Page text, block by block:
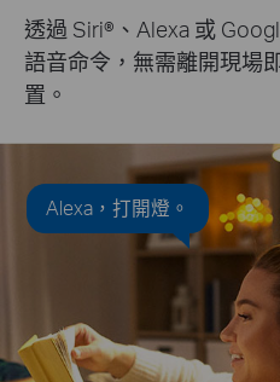
透過 Siri®、Alexa 或
語音命令，無需離開現場
置。
Alexa，打開燈。